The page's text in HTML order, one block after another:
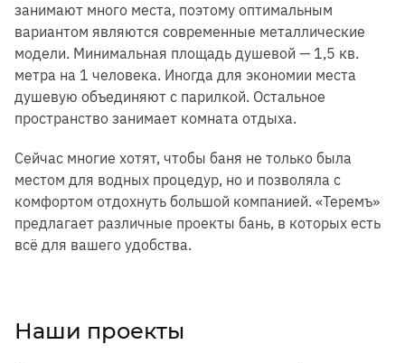
занимают много места, поэтому оптимальным
вариантом являются современные металлические
модели. Минимальная площадь душевой — 1,5 кв.
метра на 1 человека. Иногда для экономии места
душевую объединяют с парилкой. Остальное
пространство занимает комната отдыха.
Сейчас многие хотят, чтобы баня не только была
местом для водных процедур, но и позволяла с
комфортом отдохнуть большой компанией. «Теремъ»
предлагает различные проекты бань, в которых есть
всё для вашего удобства.
Наши проекты